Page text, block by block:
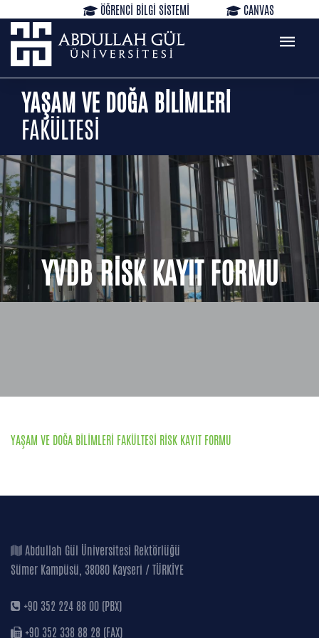
ÖĞRENCİ BİLGİ SİSTEMİ
CANVAS
KÜTÜPHANE
REZERVASYON
TR
YAŞAM VE DOĞA BİLİMLERİ
FAKÜLTESİ
YVDB RİSK KAYIT FORMU
YAŞAM VE DOĞA BİLİMLERİ FAKÜLTESİ RİSK KAYIT FORMU
Abdullah Gül Üniversitesi Rektörlüğü
Sümer Kampüsü, 38080 Kayseri / TÜRKİYE
+90 352 224 88 00 (PBX)
+90 352 338 88 28 (FAX)